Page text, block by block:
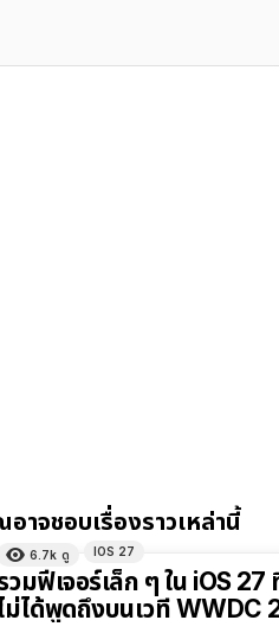
าจชอบเรื่องราวเหล่านี้
6.7k ดู IOS 27
วมฟีเจอร์เล็ก ๆ ใน iOS
ม่ได้พูดถึงบนเวที WWDC